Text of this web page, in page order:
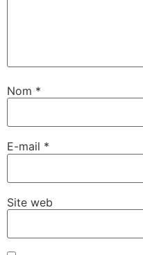
Nom *
E-mail *
Site web